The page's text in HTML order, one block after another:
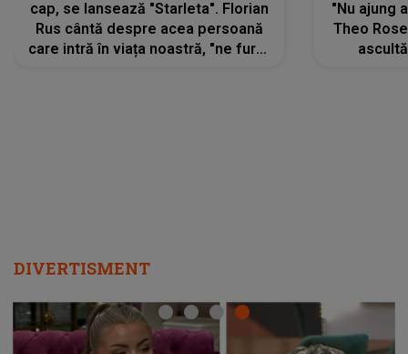
cap, se lansează "Starleta". Florian
Rus cântă despre acea persoană
care intră în viața noastră, "ne fură"
"Nu ajung
Theo
DIVERTISMENT